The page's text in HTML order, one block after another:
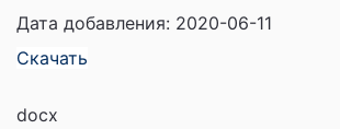
Дата добавления: 2020-06-11
Скачать
docx